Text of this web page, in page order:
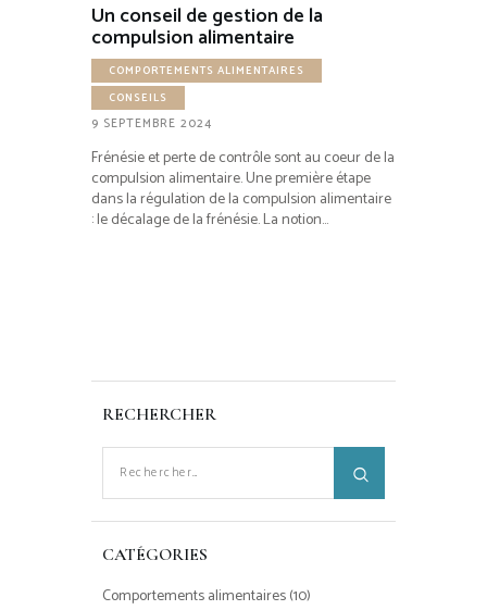
Un conseil de gestion de la
compulsion alimentaire
COMPORTEMENTS ALIMENTAIRES
CONSEILS
9 SEPTEMBRE 2024
Frénésie et perte de contrôle sont au coeur de la
compulsion alimentaire. Une première étape
dans la régulation de la compulsion alimentaire
: le décalage de la frénésie. La notion…
RECHERCHER
CATÉGORIES
Comportements alimentaires(10)